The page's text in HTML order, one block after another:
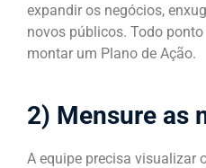
expandir os negócios,
novos públicos. Todo
montar um Plano de Ação.
2) Mensure as
A equipe precisa visualizar